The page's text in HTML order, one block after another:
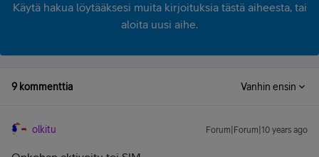
Käytä hakua löytääksesi muita kirjoituksia tästä aiheesta, tai
aloita uusi aihe.
9 kommenttia Vanhin ensin
olkitu Forum|Forum|10 years ago